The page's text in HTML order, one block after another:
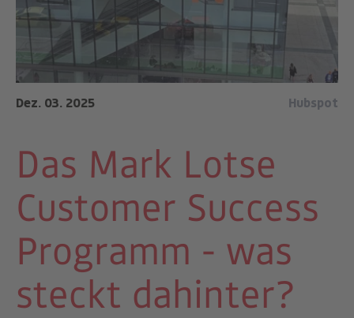
Dez. 03. 2025 Hubspot
Das Mark Lotse
Customer Success
Programm - was
steckt dahinter?